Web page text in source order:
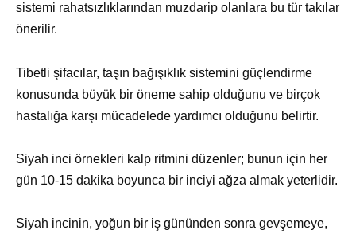
sistemi rahatsızlıklarından muzdarip olanlara bu tür takılar
önerilir.
Tibetli şifacılar, taşın bağışıklık sistemini güçlendirme
konusunda büyük bir öneme sahip olduğunu ve birçok
hastalığa karşı mücadelede yardımcı olduğunu belirtir.
Siyah inci örnekleri kalp ritmini düzenler; bunun için her
gün 10-15 dakika boyunca bir inciyi ağza almak yeterlidir.
Siyah incinin, yoğun bir iş gününden sonra gevşemeye,